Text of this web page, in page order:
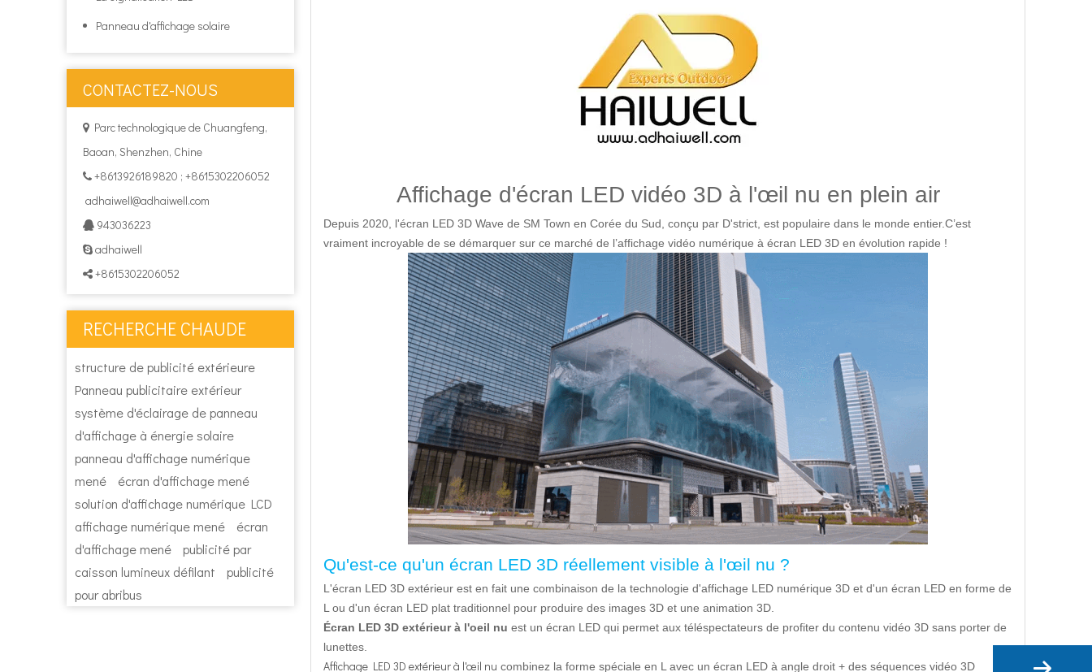
Panneau d'affichage solaire
CONTACTEZ-NOUS
 Parc technologique de Chuangfeng,
Baoan, Shenzhen, Chine
 +8613926189820 ; +8615302206052
adhaiwell@adhaiwell.com
 943036223
 adhaiwell
 +8615302206052
RECHERCHE CHAUDE
structure de publicité extérieure
Panneau publicitaire extérieur
système d'éclairage de panneau
d'affichage à énergie solaire
panneau d'affichage numérique
mené
écran d'affichage mené
solution d'affichage numérique LCD
affichage numérique mené
écran
d'affichage mené
publicité par
caisson lumineux défilant
publicité
pour abribus
Affichage d'écran LED vidéo 3D à l'œil nu en plein air
Depuis 2020, l'écran LED 3D Wave de SM Town en Corée du Sud, conçu par D'strict, est populaire dans le monde entier.C’est
vraiment incroyable de se démarquer sur ce marché de l’affichage vidéo numérique à écran LED 3D en évolution rapide !
Qu'est-ce qu'un écran LED 3D réellement visible à l'œil nu ?
L'écran LED 3D extérieur est en fait une combinaison de la technologie d'affichage LED numérique 3D et d'un écran LED en forme de
L ou d'un écran LED plat traditionnel pour produire des images 3D et une animation 3D.
Écran LED 3D extérieur à l'oeil nu est un écran LED qui permet aux téléspectateurs de profiter du contenu vidéo 3D sans porter de
lunettes.
Affichage LED 3D extérieur à l'œil nu combinez la forme spéciale en L avec un écran LED à angle droit + des séquences vidéo 3D